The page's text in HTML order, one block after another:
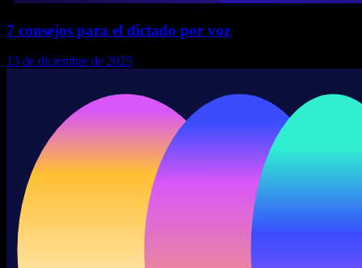
7 consejos para el dictado por voz
13 de diciembre de 2025